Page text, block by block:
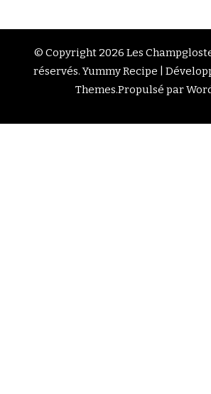
© Copyright 2026 Les
réservés.Yummy Recipe |
Themes.Propulsé par